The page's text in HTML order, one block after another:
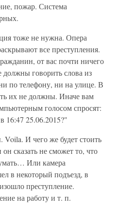
пожар. Система
тоже не нужна. Опера
все преступления.
от вас почти ничего
должны говорить слова из
по телефону, ни на улице. В
их не должны. Иначе вам
голосом спросят:
16:47 25.06.2015?"
И чего же будет стоить
сказать не сможет то, что
Или камера
в некоторый подъезд, в
преступление.
на работу и т. п.